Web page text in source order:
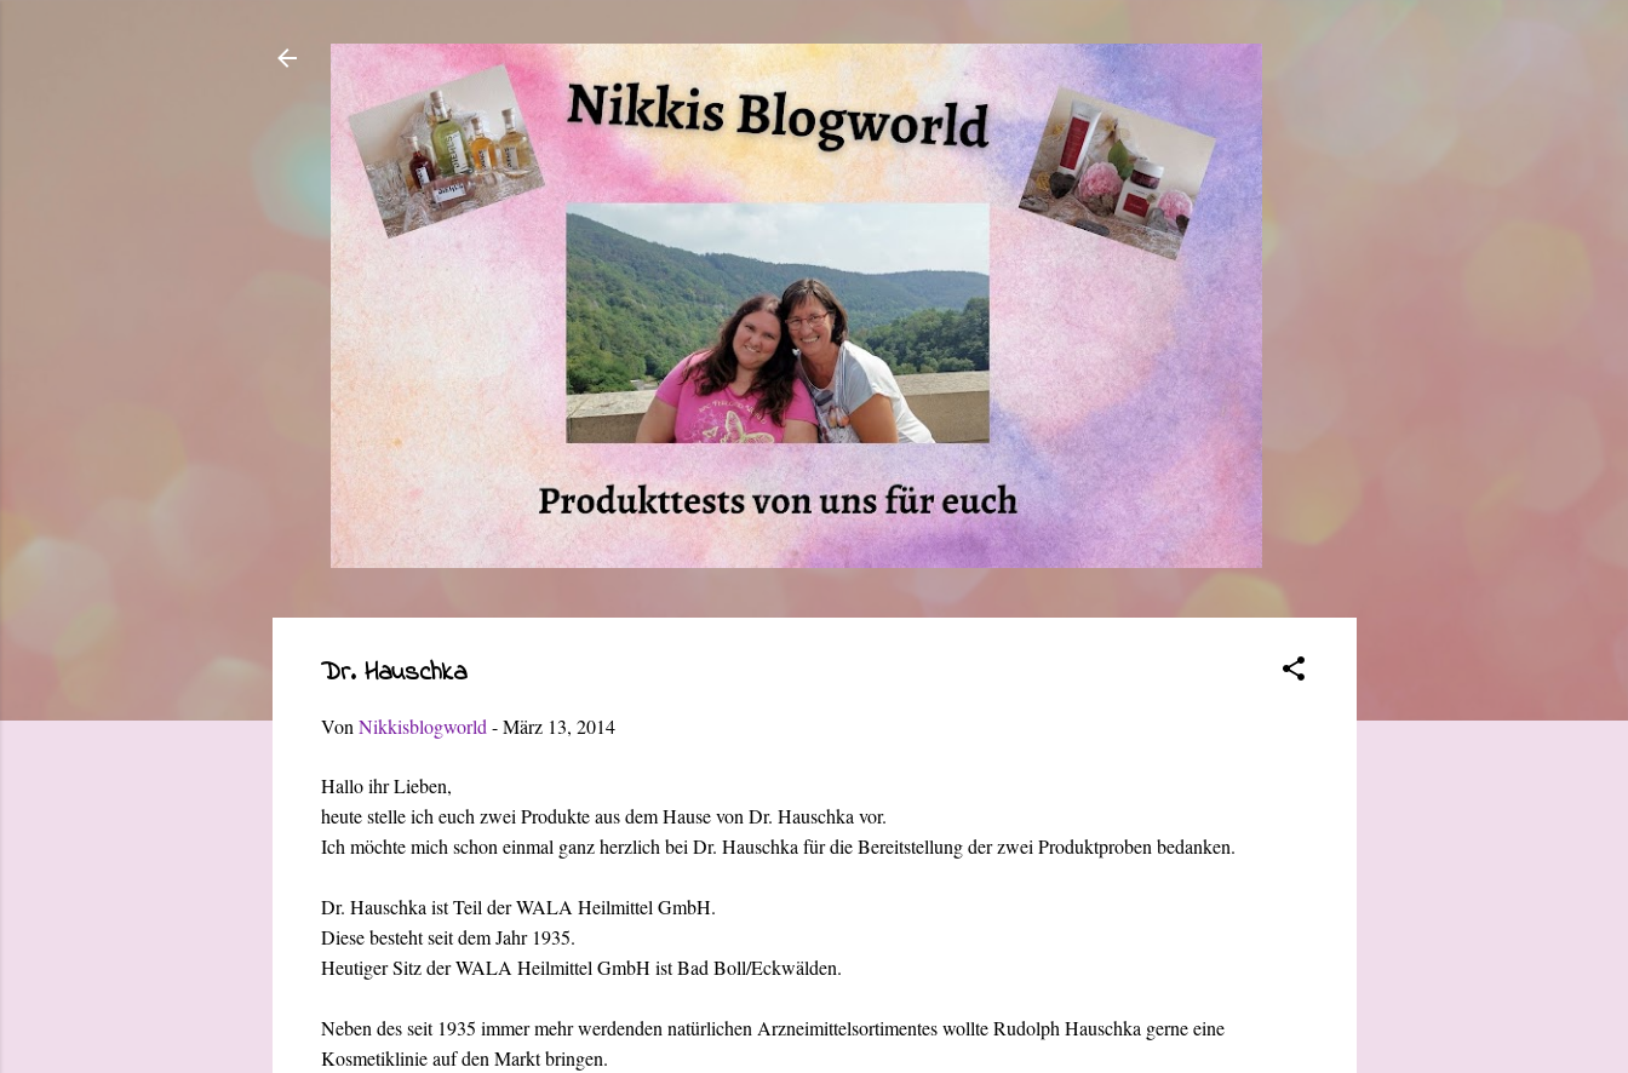
Dr. Hauschka
Von Nikkisblogworld -März 13, 2014
Hallo ihr Lieben,
heute stelle ich euch zwei Produkte aus dem Hause von Dr. Hauschka vor.
Ich möchte mich schon einmal ganz herzlich bei Dr. Hauschka für die Bereitstellung der zwei Produktproben bedanken.
Dr. Hauschka ist Teil der WALA Heilmittel GmbH.
Diese besteht seit dem Jahr 1935.
Heutiger Sitz der WALA Heilmittel GmbH ist Bad Boll/Eckwälden.
Neben des seit 1935 immer mehr werdenden natürlichen Arzneimittelsortimentes wollte Rudolph Hauschka gerne eine
Kosmetiklinie auf den Markt bringen.